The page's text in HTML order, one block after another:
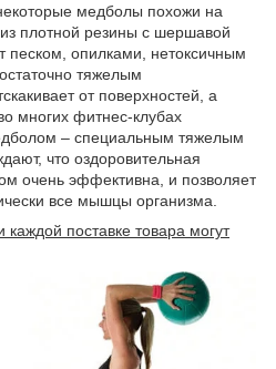
медболы похожи на
плотной резины с шершавой
песком, опилками, нетоксичным
тяжелым
от поверхностей, а
многих фитнес-клубах
– специальным тяжелым
что оздоровительная
очень эффективна, и позволяет
все мышцы организма.
поставке товара могут